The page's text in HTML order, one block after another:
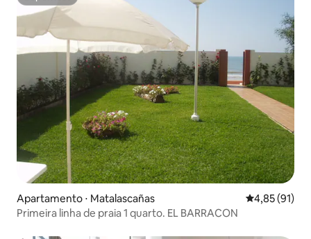
Apartamento ⋅ Matalascañas 4,85 de uma
4,85 (91)
Primeira linha de praia 1 quarto. EL BARRACON